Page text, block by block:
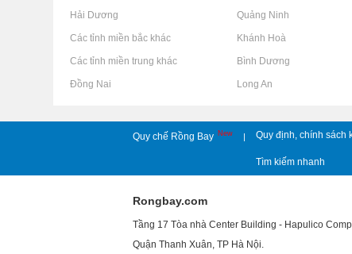
Rao vặt tại Hải Dương Rao vặt tại Quảng Ninh
Rao vặt tại Các tỉnh miền bắc khác Rao vặt tại Khánh Hoà
Rao vặt tại Các tỉnh miền trung khác Rao vặt tại Bình Dương
Rao vặt tại Đồng Nai Rao vặt tại Long An
Quy chế Rồng Bay New | Quy định, chính sách
Tìm kiếm nhanh
Rongbay.com
Tầng 17 Tòa nhà Center Building - Hapulico
Quận Thanh Xuân, TP Hà Nội.